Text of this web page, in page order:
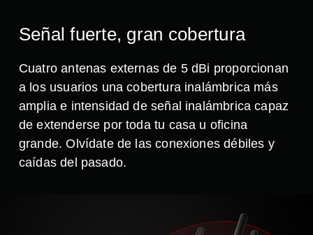
Señal fuerte, gran cobertura
Cuatro antenas externas de 5 dBi proporcionan
a los usuarios una cobertura inalámbrica más
amplia e intensidad de señal inalámbrica capaz
de extenderse por toda tu casa u oficina
grande. Olvídate de las conexiones débiles y
caídas del pasado.